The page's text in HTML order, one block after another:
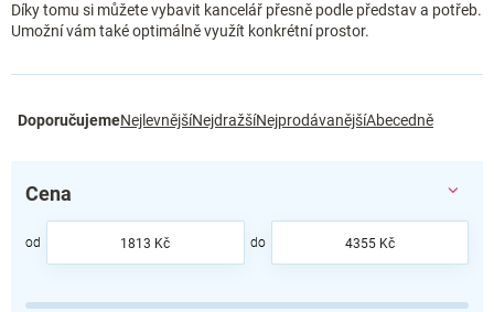
Díky tomu si můžete vybavit kancelář přesně podle představ a potřeb.
Umožní vám také optimálně využít konkrétní prostor.
a
n
p
o
DoporučujemeNejlevnějšíNejdražšíNejprodávanějšíAbecedně
Cena
1813 Kč 4355Kč